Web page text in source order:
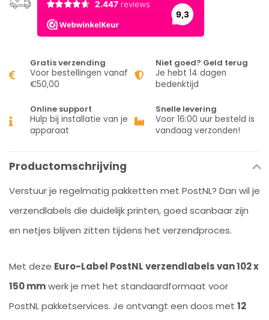
Gratis verzending
Voor bestellingen vanaf
€50,00
Niet goed? Geld terug
Je hebt 14 dagen
bedenktijd
Online support
Hulp bij installatie van je
apparaat
Snelle levering
Voor 16:00 uur besteld is
vandaag verzonden!
Productomschrijving
Verstuur je regelmatig pakketten met PostNL? Dan wil je
verzendlabels die duidelijk printen, goed scanbaar zijn
en netjes blijven zitten tijdens het verzendproces.
Met deze Euro-Label PostNL verzendlabels van 102 x
150 mmwerk je met het standaardformaat voor
PostNL pakketservices. Je ontvangt een doos met 12